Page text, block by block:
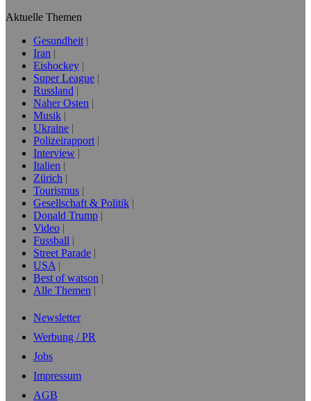
Aktuelle Themen
Gesundheit
Iran
Eishockey
Super League
Russland
Naher Osten
Musik
Ukraine
Polizeirapport
Interview
Italien
Zürich
Tourismus
Gesellschaft & Politik
Donald Trump
Video
Fussball
Street Parade
USA
Best of watson
Alle Themen
Newsletter
Werbung / PR
Jobs
Impressum
AGB